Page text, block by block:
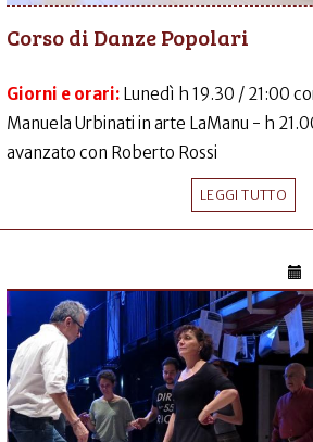
Corso di Danze Popolari
Giorni e orari: Lunedì h 19.30 / 21:00
Manuela Urbinati in arte LaManu - h
avanzato con Roberto Rossi
LEGGI TUTTO